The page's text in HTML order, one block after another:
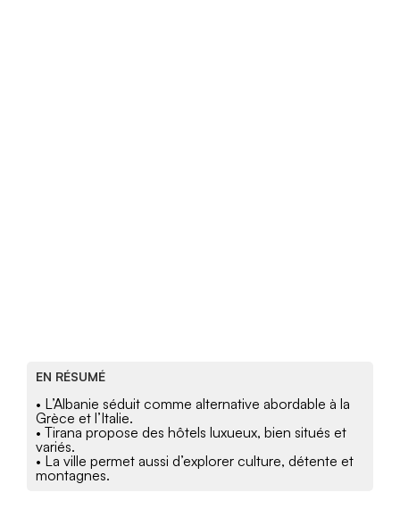
EN RÉSUMÉ
• L’Albanie séduit comme alternative abordable à la
Grèce et l’Italie.
• Tirana propose des hôtels luxueux, bien situés et
variés.
• La ville permet aussi d’explorer culture, détente et
montagnes.